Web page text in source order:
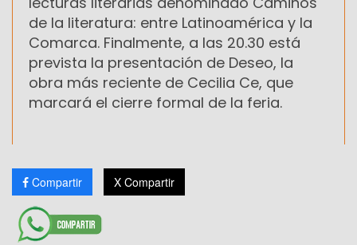
de la literatura: entre Latinoamérica y la
Comarca. Finalmente, a las 20.30 está
prevista la presentación de Deseo, la
obra más reciente de Cecilia Ce, que
marcará el cierre formal de la feria.
Compartir X Compartir